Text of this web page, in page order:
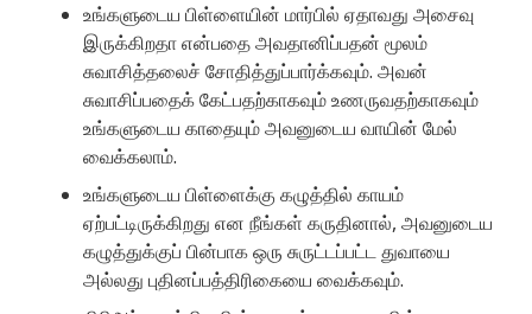
உங்களுடைய பிள்ளையின் மார்பில் ஏதாவது அசைவு
இருக்கிறதா என்பதை அவதானிப்பதன் மூலம்
சுவாசித்தலைச் சோதித்துப்பார்க்கவும். அவன்
சுவாசிப்பதைக் கேட்பதற்காகவும் உணருவதற்காகவும்
உங்களுடைய காதையும் அவனுடைய வாயின் மேல்
வைக்கலாம்.
உங்களுடைய பிள்ளைக்கு கழுத்தில் காயம்
ஏற்பட்டிருக்கிறது என நீங்கள் கருதினால், அவனுடைய
கழுத்துக்குப் பின்பாக ஒரு சுருட்டப்பட்ட துவாயை
அல்லது புதினப்பத்திரிகையை வைக்கவும்.